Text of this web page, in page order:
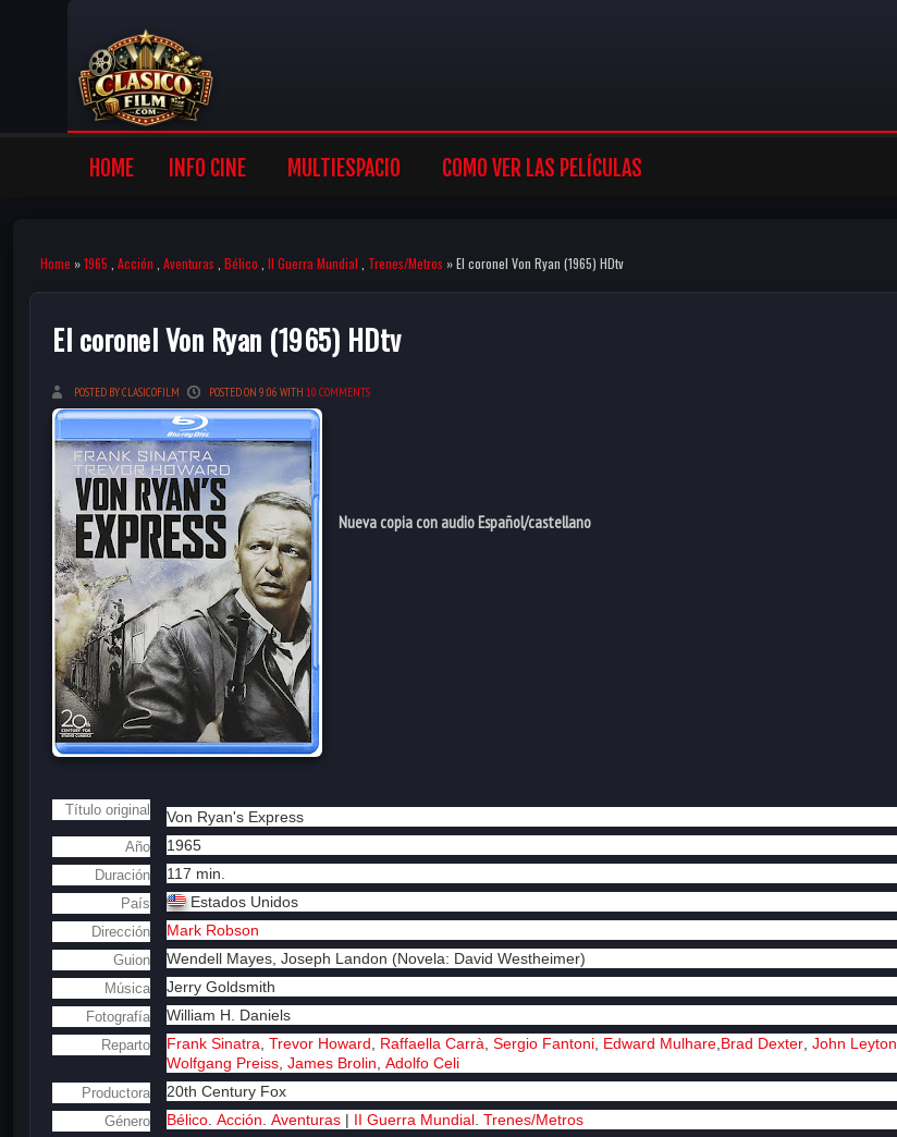
HOME INFO CINE MULTIESPACIO COMO VER LAS PELÍCULAS
Home »1965 Acción Aventuras Bélico II Guerra Mundial Trenes/Metros » El coronel Von Ryan (1965) HDtv
El coronel Von Ryan (1965) HDtv
POSTED BY CLASICOFILM POSTED ON 9:06 WITH 10 COMMENTS
Nueva copia con audio Español/castellano
Título original Von Ryan's Express
Año 1965
Duración 117 min.
País Estados Unidos
Dirección Mark Robson
Guion Wendell Mayes, Joseph Landon (Novela: David Westheimer)
Música Jerry Goldsmith
Fotografía William H. Daniels
Reparto Frank Sinatra Trevor Howard Raffaella Carrà Sergio Fantoni Edward Mulhare Brad Dexter John Leyton
Wolfgang Preiss James Brolin Adolfo Celi
Productora 20th Century Fox
Género Bélico Acción Aventuras | II Guerra Mundial Trenes/Metros